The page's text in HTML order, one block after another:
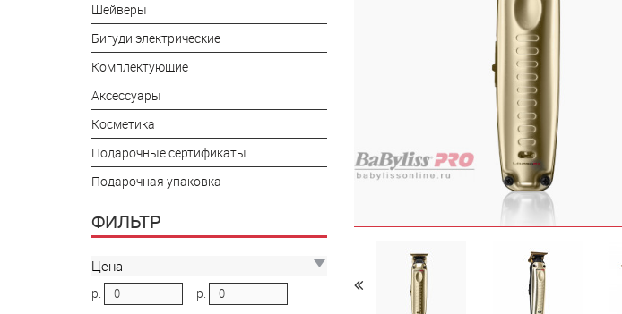
Шейверы
Бигуди электрические
Комплектующие
Аксессуары
Косметика
Подарочные сертификаты
Подарочная упаковка
ФИЛЬТР
Цена
р. – р.